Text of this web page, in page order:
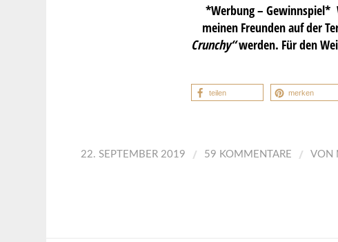
*Werbung – Gewinnspiel*
meinen Freunden auf der
Crunchy“werden. Für den
teilen merken
22. SEPTEMBER 2019 / 59 KOMMENTARE / VON